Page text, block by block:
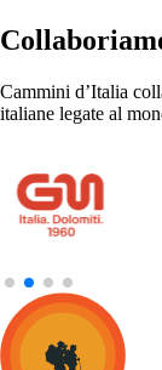
Cammini d’Italia
italiane legate al